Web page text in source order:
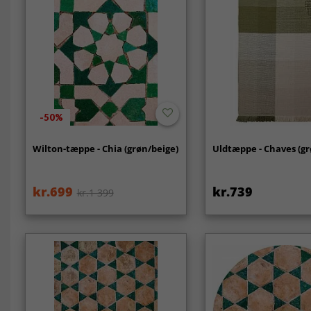
-50%
Wilton-tæppe - Chia (grøn/beige)
kr.699 kr.1 399
Uldtæppe - Chaves
kr.739